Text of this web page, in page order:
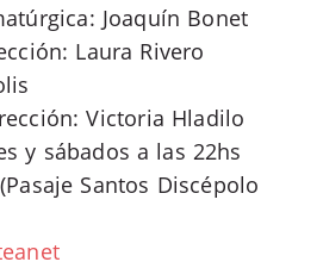
Joaquín Bonet
Laura Rivero
Victoria Hladilo
y sábados a las 22hs
Santos Discépolo